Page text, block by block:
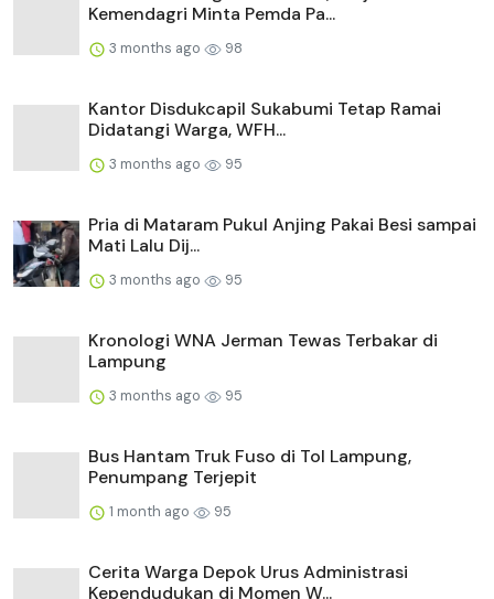
Kemendagri Minta Pemda Pa...
3 months ago 98
Kantor Disdukcapil Sukabumi Tetap Ramai
Didatangi Warga, WFH...
3 months ago 95
Pria di Mataram Pukul Anjing Pakai Besi sampai
Mati Lalu Dij...
3 months ago 95
Kronologi WNA Jerman Tewas Terbakar di
Lampung
3 months ago 95
Bus Hantam Truk Fuso di Tol Lampung,
Penumpang Terjepit
1 month ago 95
Cerita Warga Depok Urus Administrasi
Kependudukan di Momen W...